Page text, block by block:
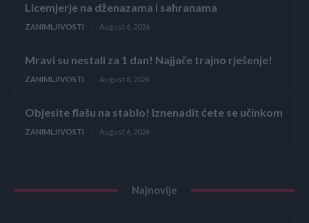
Licemjerje na dženazama i sahranama
ZANIMLJIVOSTI August 6, 2026
Mravi su nestali za 1 dan! Najjače trajno rješenje!
ZANIMLJIVOSTI August 6, 2026
Objesite flašu na stablo! Iznenadit ćete se učinkom
ZANIMLJIVOSTI August 6, 2026
Najnovije